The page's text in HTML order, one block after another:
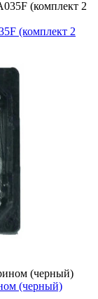
(комплект 2
(черный)